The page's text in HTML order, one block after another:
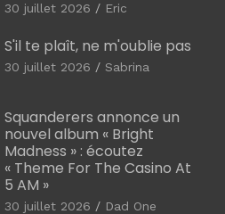
30 juillet 2026 Eric
S'il te plaît, ne m'oublie pas
30 juillet 2026 Sabrina
Squanderers annonce un
nouvel album « Bright
Madness » : écoutez
« Theme For The Casino At
5 AM »
30 juillet 2026 Dad One